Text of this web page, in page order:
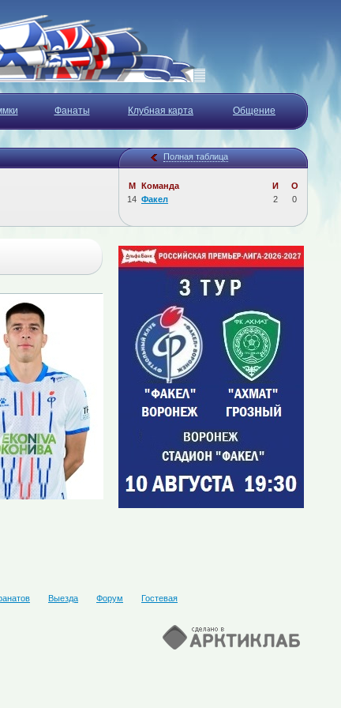
Фанаты Клубная карта Общение
Полная таблица
М Команда И
О
14 Факел 2 0
Выезда Форум Гостевая